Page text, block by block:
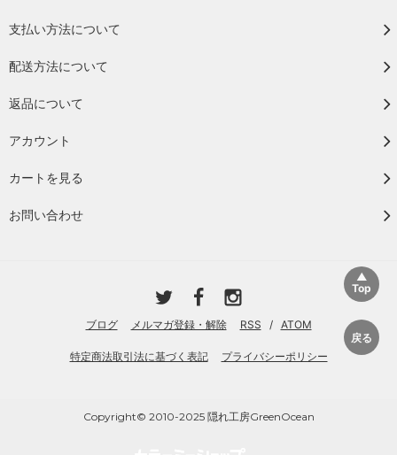
支払い方法について
配送方法について
返品について
アカウント
カートを見る
お問い合わせ
ブログ メルマガ登録・解除 RSS / ATOM
特定商法取引法に基づく表記 プライバシーポリシー
Copyright© 2010-2025 隠れ工房GreenOcean